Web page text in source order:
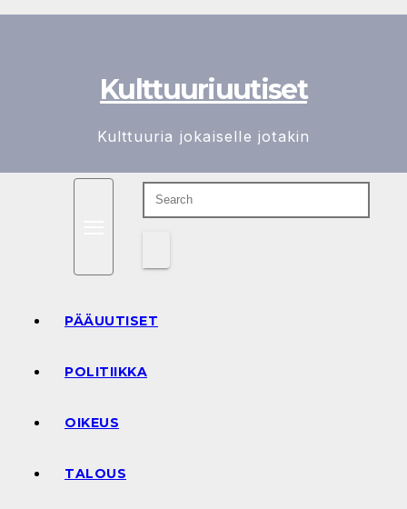
Skip
Kulttuuriuutiset
Kulttuuria jokaiselle jotakin
PÄÄUUTISET
POLITIIKKA
OIKEUS
TALOUS